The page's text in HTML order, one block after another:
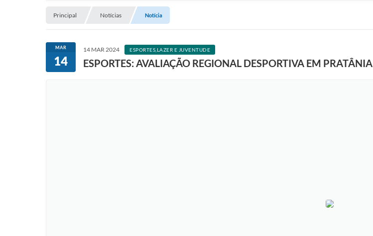
Principal Notícias Notícia
MAR
14
14 MAR 2024 ESPORTES,LAZER E JUVENTUDE
ESPORTES: AVALIAÇÃO REGIONAL DESPORTIVA EM PRATÂNIA